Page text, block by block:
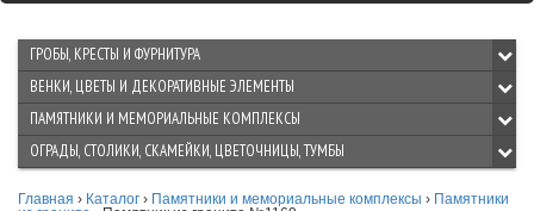
ГРОБЫ, КРЕСТЫ И ФУРНИТУРА
ВЕНКИ, ЦВЕТЫ И ДЕКОРАТИВНЫЕ ЭЛЕМЕНТЫ
ПАМЯТНИКИ И МЕМОРИАЛЬНЫЕ КОМПЛЕКСЫ
ОГРАДЫ, СТОЛИКИ, СКАМЕЙКИ, ЦВЕТОЧНИЦЫ, ТУМБЫ
Главная › Каталог › Памятники и мемориальные комплексы › Памятники